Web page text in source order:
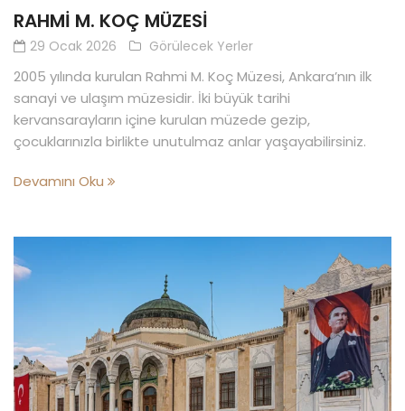
RAHMI M. KOÇ MÜZESI
29 Ocak 2026 Görülecek Yerler
2005 yılında kurulan Rahmi M. Koç Müzesi, Ankara’nın ilk
sanayi ve ulaşım müzesidir. İki büyük tarihi
kervansarayların içine kurulan müzede gezip,
çocuklarınızla birlikte unutulmaz anlar yaşayabilirsiniz.
Devamını Oku